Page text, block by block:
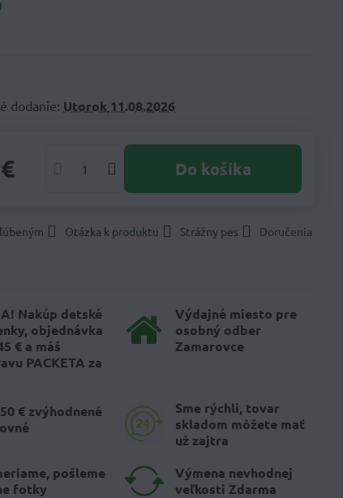
dodanie: Utorok 11.08.2026
Do košíka
Otázka k produktu Strážny pes Doručenia
Nakúp detské
objednávka
€ a máš
PACKETA za
Výdajné miesto pre
osobný odber
Zamarovce
€ zvýhodnené
Sme rýchli, tovar
skladom môžete mať
už zajtra
pošleme
fotky
Výmena nevhodnej
veľkosti Zdarma